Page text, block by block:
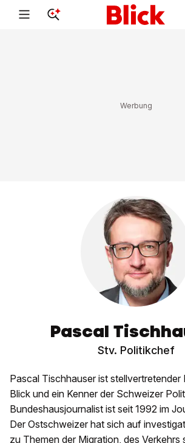
Pascal
Stv. Politikchef
Pascal Tischhauser ist stellvertretender
Blick und ein Kenner der Schweizer
Bundeshausjournalist ist seit 1992 im
Der Ostschweizer hat sich auf
zu Themen der Migration, des Verkehrs